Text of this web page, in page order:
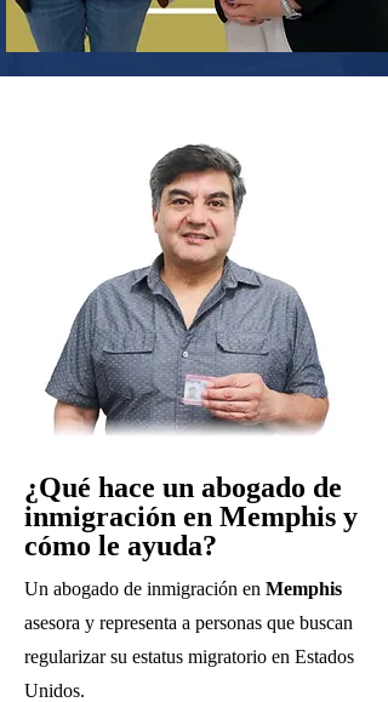
¿Qué hace un abogado de
inmigración en Memphis y
cómo le ayuda?
Un abogado de inmigración en Memphis
asesora y representa a personas que buscan
regularizar su estatus migratorio en Estados
Unidos.